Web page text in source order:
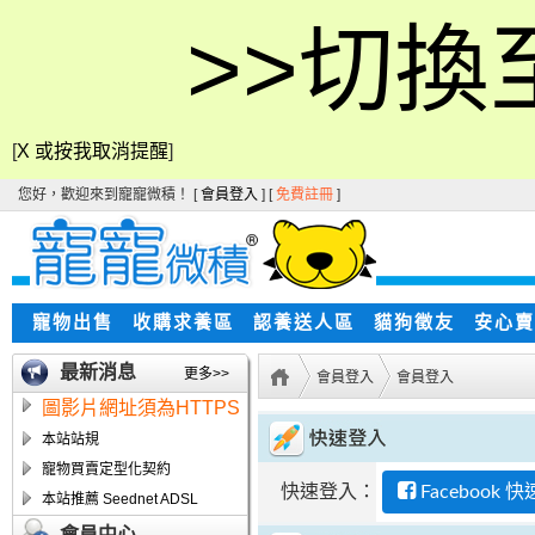
>>切換
[X 或按我取消提醒]
您好，歡迎來到寵寵微積！ [會員登入 ] [免費註冊 ]
寵物出售 收購求養區 認養送人區 貓狗徵友 安心
最新消息 更多>>
圖影片網址須為HTTPS
本站站規
寵物買賣定型化契約
本站推薦 Seednet ADSL
會員登入 會員登入
快速登入： Facebook 快